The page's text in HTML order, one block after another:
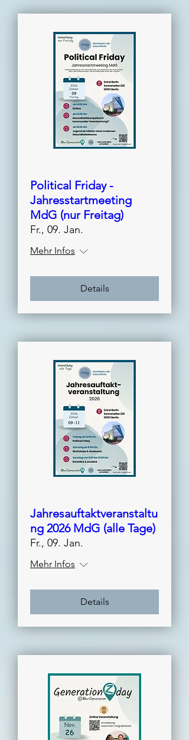
Political Friday -
Jahresstartmeeting
MdG (nur Freitag)
Fr., 09. Jan.
Mehr Infos
Details
Jahresauftaktveranstaltu
ng 2026 MdG (alle Tage)
Fr., 09. Jan.
Mehr Infos
Details